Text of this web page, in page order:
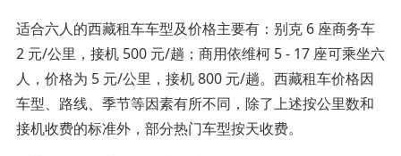
适合六人的西藏租车车型及价格主要有：别克 6 座商务车
2 元/公里，接机 500 元/趟；商用依维柯 5 - 17 座可乘坐六
人，价格为 5 元/公里，接机 800 元/趟。西藏租车价格因
车型、路线、季节等因素有所不同，除了上述按公里数和
接机收费的标准外，部分热门车型按天收费。